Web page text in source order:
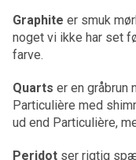
Graphite er smuk
noget vi ikke har set
farve.
Quarts er en gråbrun
Particulière med
ud end Particulière,
Peridot ser rigtig